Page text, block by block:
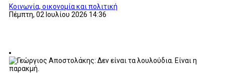
Κοινωνία, οικονομία και πολιτική
Πέμπτη, 02 Ιουλίου 2026 14:36